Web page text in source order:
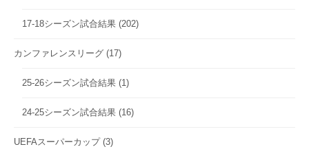
17-18シーズン試合結果 (202)
カンファレンスリーグ (17)
25-26シーズン試合結果 (1)
24-25シーズン試合結果 (16)
UEFAスーパーカップ(3)